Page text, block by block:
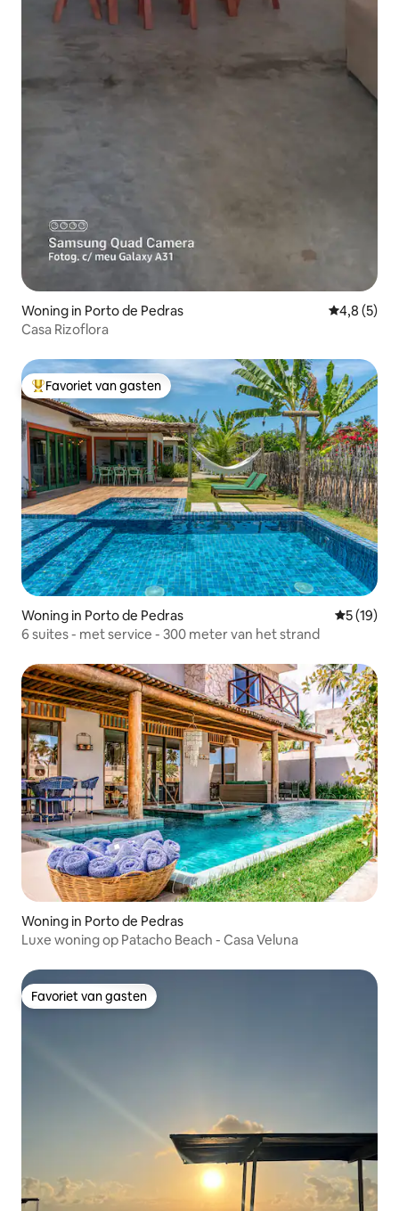
Woning in Porto de Pedras
4,8 (5)
Casa Rizoflora
Topfavoriet van gasten
Favoriet van gasten
Woning in Porto de Pedras
5 (19)
6 suites - met service - 300 meter van het strand
Woning in Porto de Pedras
Luxe woning op Patacho Beach - Casa Veluna
Favoriet van gasten
Favoriet van gasten